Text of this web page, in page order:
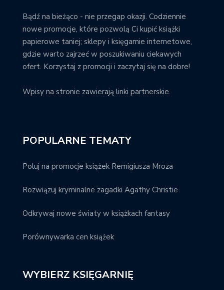
Bądź na bieżąco - nie przegap okazji. Codziennie
nowe promocje, które pozwolą Ci kupić książki
papierowe taniej; sklepy i księgarnie internetowe,
gdzie warto zajrzeć w poszukiwaniu ciekawych
ofert. Korzystaj z promocji i zaczytaj się na dobre!
Wpisy na stronie zawierają linki partnerskie.
POPULARNE TEMATY
Poluj na promocje książek Remigiusza Mroza
Rozwiązuj kryminalne zagadki Agathy Christie
Odkrywaj nowe światy w książkach fantasy
Porównywarka cen książek
WYBIERZ KSIĘGARNIĘ